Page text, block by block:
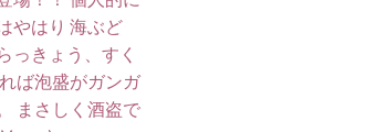
やはり 海ぶど
っきょう、すく
ば泡盛がガンガ
まさしく酒盗で